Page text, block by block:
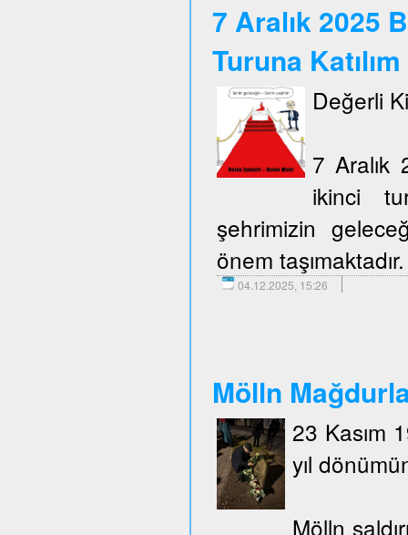
7 Aralık 2025
Turuna Katılım
Değerli
7 Aralık
ikinci
şehrimizin
önem taşımaktadır.
04.12.2025, 15:26
Mölln
23 Kasım
yıl
Mölln